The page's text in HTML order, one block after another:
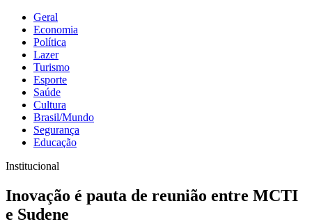
Geral
Economia
Política
Lazer
Turismo
Esporte
Saúde
Cultura
Brasil/Mundo
Segurança
Educação
Institucional
Inovação é pauta de reunião entre MCTI
e Sudene